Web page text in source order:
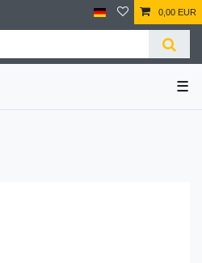
0,00 EUR
☰